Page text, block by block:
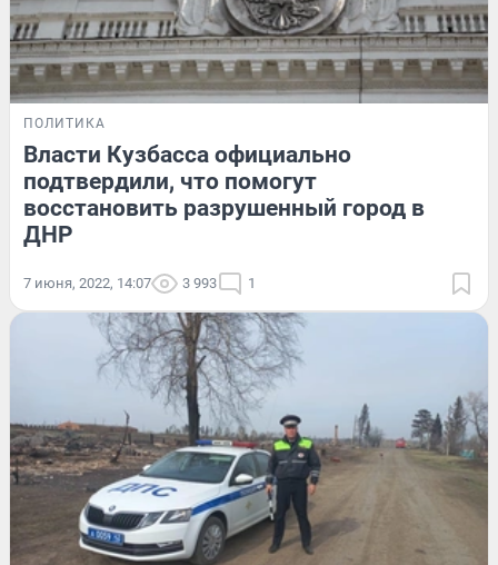
ПОЛИТИКА
Власти Кузбасса официально
подтвердили, что помогут
восстановить разрушенный город в
ДНР
7 июня, 2022, 14:07 3 993 1